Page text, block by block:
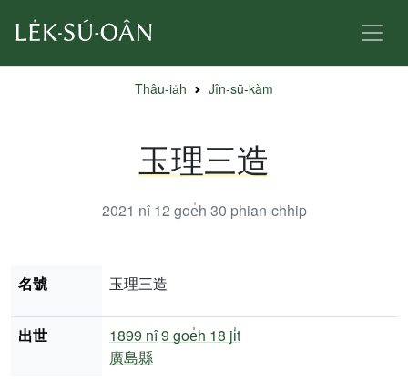
Thâu-ia̍h Jîn-sū-kàm
玉理三造
2021 nî 12 goe̍h 30 phian-chhip
名號 玉理三造
出世 1899 nî9 goe̍h 18 ji̍t
廣島縣